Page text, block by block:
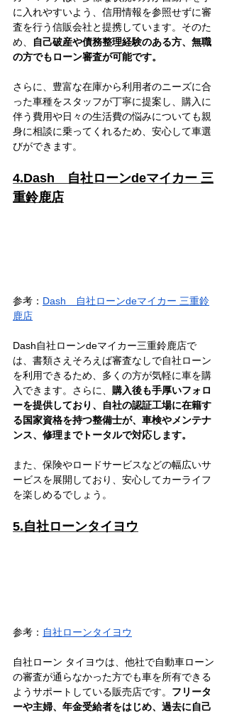
に入れやすいよう、信用情報を参照せずに審
査を行う信販会社と提携しています。そのた
め、
自己破産や債務整理経験のある方、無職
の方でもローン審査が可能です。
さらに、豊富な在庫から利用者のニーズに合
った車種をスタッフが丁寧に提案し、購入に
伴う費用や日々の生活費の悩みについても親
身に相談に乗ってくれるため、安心して車選
びができます。
4.Dash　自社ローンdeマイカー 三
重鈴鹿店
参考： Dash　自社ローンdeマイカー 三重鈴
鹿店
Dash自社ローンdeマイカー三重鈴鹿店で
は、書類さえそろえば審査なしで自社ローン
を利用できるため、多くの方が気軽に車を購
入できます。さらに、
購入後も手厚いフォロ
ーを提供しており、自社の認証工場に在籍す
る国家資格を持つ整備士が、車検やメンテナ
ンス、修理までトータルで対応します。
また、保険やロードサービスなどの幅広いサ
ービスを展開しており、安心してカーライフ
を楽しめるでしょう。
5.自社ローンタイヨウ
参考： 自社ローンタイヨウ
自社ローン タイヨウは、他社で自動車ローン
の審査が通らなかった方でも車を所有できる
ようサポートしている販売店です。 フリータ
ーや主婦、年金受給者をはじめ、過去に自己